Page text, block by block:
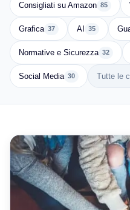
Consigliati su Amazon 85
Grafica 37 AI 35
Normative e Sicurezza 32
Social Media 30 Tutte le